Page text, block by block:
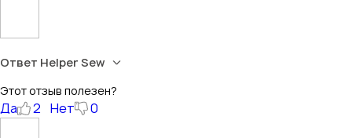
Ответ Helper Sew
Этот отзыв полезен?
Да 2 Нет 0